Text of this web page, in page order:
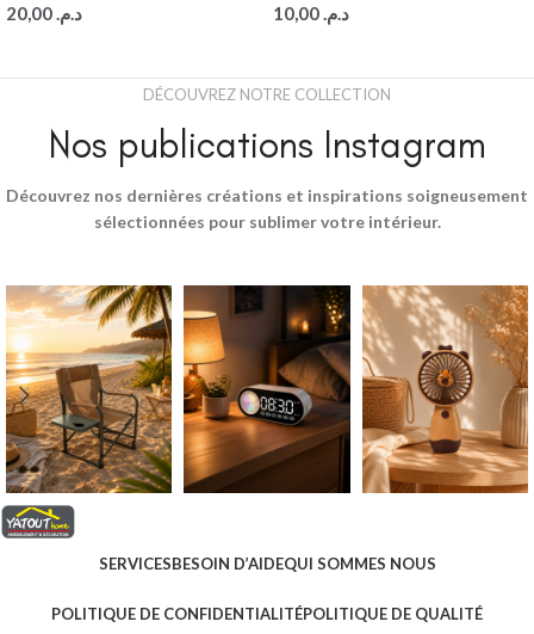
د.م.
د.م.
DÉCOUVREZ NOTRE COLLECTION
Nos publications Instagram
Découvrez nos dernières créations et inspirations soigneusement
sélectionnées pour sublimer votre intérieur.
SERVICESBESOIN D’AIDEQUI SOMMES NOUS
POLITIQUE DE CONFIDENTIALITÉPOLITIQUE DE QUALITÉ